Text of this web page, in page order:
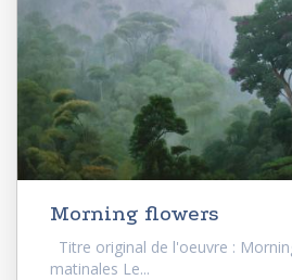
Morning flowers
Titre original de l'oeuvre :
matinales Le...